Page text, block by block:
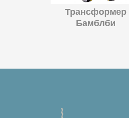
Трансформер
Бамблби